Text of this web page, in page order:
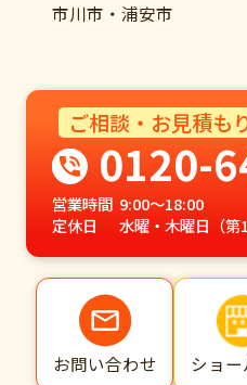
市川市・浦安市
ご相談・お見積も
0120-
営業時間 9:00～18:00
定休日
水曜・木曜日（第
お問い合わせ ショ